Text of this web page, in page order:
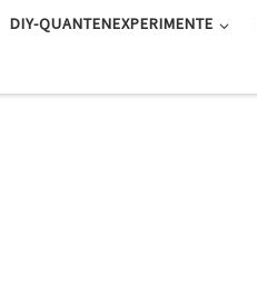
DIY-QUANTENEXPERIMENTE